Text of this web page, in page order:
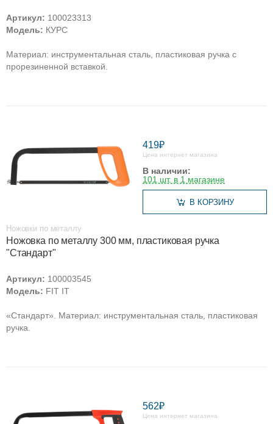
Артикул: 100023313
Модель: КУРС
Материал: инструментальная сталь, пластиковая ручка с
прорезиненной вставкой.
419₽
Цена интернет магазина
В наличии:
101 шт. в 1 магазине
В КОРЗИНУ
Ножовки по металлу
Ножовка по металлу 300 мм, пластиковая ручка
"Стандарт"
Артикул: 100003545
Модель: FIT IT
«Стандарт». Материал: инструментальная сталь, пластиковая
ручка.
562₽
Цена интернет магазина